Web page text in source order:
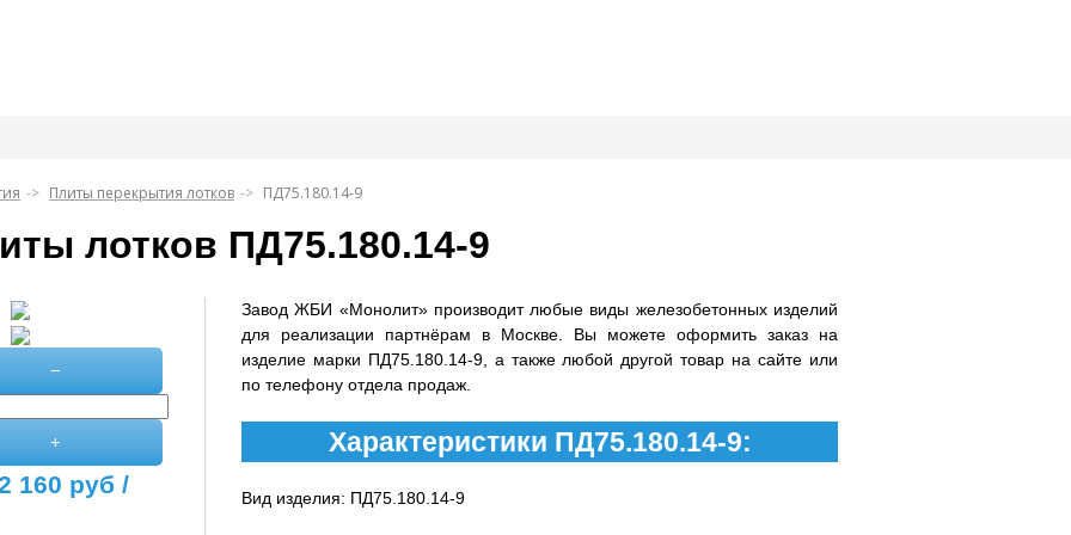
Плиты перекрытия лотков ПД75.180.14-9
лотков ПД75.180.14-9
−
+
160 руб /
Завод ЖБИ «Монолит» производит любые виды железобетонных изделий
для реализации партнёрам в Москве. Вы можете оформить заказ на
изделие марки ПД75.180.14-9, а также любой другой товар на сайте или
по телефону отдела продаж.
Характеристики ПД75.180.14-9:
Вид изделия: ПД75.180.14-9